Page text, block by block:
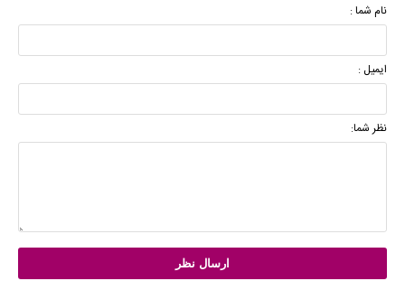
نام شما :
ایمیل :
نظر شما: